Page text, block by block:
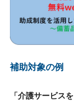
補助対象の例
「介護サービス